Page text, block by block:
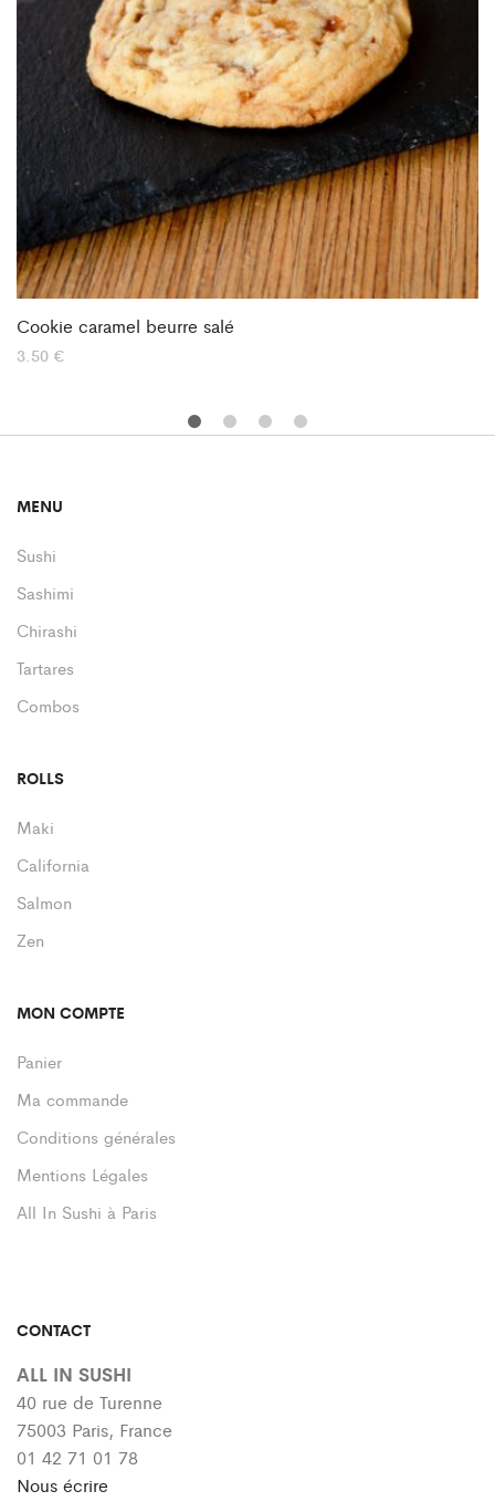
Cookie caramel beurre salé
3.50 €
MENU
Sushi
Sashimi
Chirashi
Tartares
Combos
ROLLS
Maki
California
Salmon
Zen
MON COMPTE
Panier
Ma commande
Conditions générales
Mentions Légales
All In Sushi à Paris
CONTACT
ALL IN SUSHI
40 rue de Turenne
75003 Paris, France
01 42 71 01 78
Nous écrire